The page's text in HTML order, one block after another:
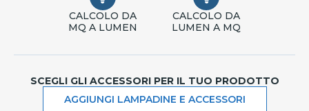
CALCOLO DA
MQ A LUMEN
CALCOLO DA
LUMEN A MQ
SCEGLI GLI ACCESSORI PER IL TUO PRODOTTO
AGGIUNGI LAMPADINE E ACCESSORI